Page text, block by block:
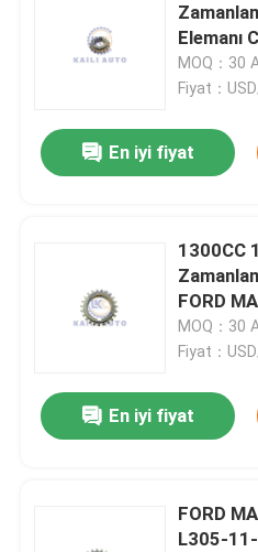
videolar
Bizim Hakkımızda
Elemanı
K24A1
MOQ：30
Fiyat：
En iyi fiyat
1300CC
FORD
ZJ01-
MOQ：30
Fiyat：
En iyi fiyat
FORD
L305-